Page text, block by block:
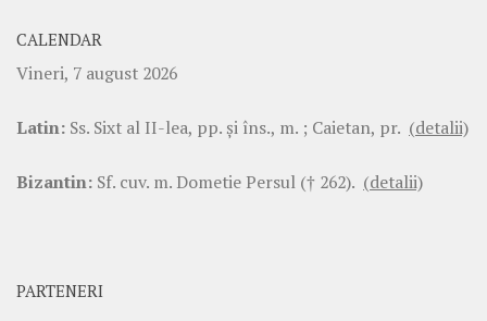
CALENDAR
Vineri, 7 august 2026
Latin: Ss. Sixt al II-lea, pp. şi îns., m. ; Caietan, pr. (detalii)
Bizantin: Sf. cuv. m. Dometie Persul († 262). (detalii)
PARTENERI